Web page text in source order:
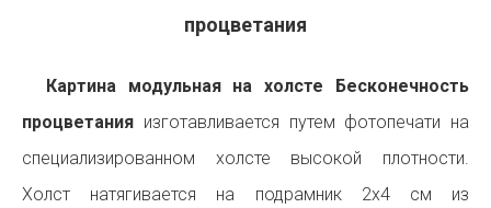
процветания
Картина модульная на холсте Бесконечность
процветания изготавливается путем фотопечати на
специализированном холсте высокой плотности.
Холст натягивается на подрамник 2х4 см из